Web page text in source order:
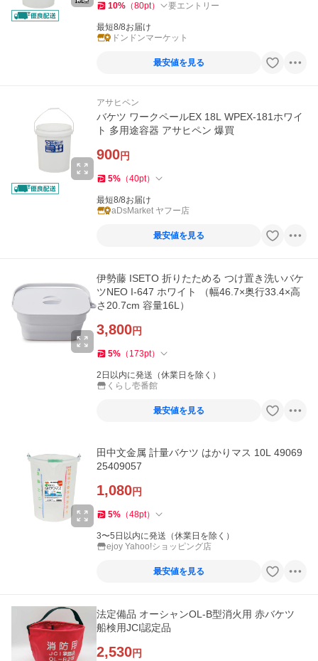
10% （80pt） 要エントリー
最短8/8お届け
ドンドンマーケット
最安値を見る
アサヒペン
バケツ ワークペールEX 18L WPEX-181ホワイ
ト 多用途容器 アサヒペン 爆買
900円
5% （40pt）
最短8/8お届け
aDsMarket ヤフー店
最安値を見る
伊勢藤 ISETO 折りたためる つけ置き洗いバケ
ツNEO I-647 ホワイト （幅46.7×奥行33.4×高
さ20.7cm 容量16L）
3,800円
5% （ 173pt）
2日以内に発送（休業日を除く）
くらし壱番館
最安値を見る
田中文金属 計量バケツ はかりマス 10L 49069
25409057
1,080円
5% （48pt）
3〜5日以内に発送（休業日を除く）
ejoy Yahoo!ショッピング店
最安値を見る
法定備品 オーシャンOL-B型消火用 赤バケツ
船検用JCI認定品
2,530円